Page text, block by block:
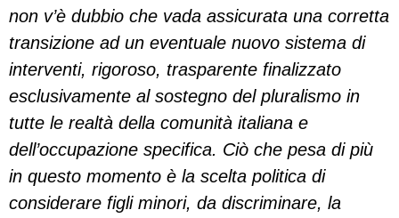
non v’è dubbio che vada assicurata una corretta
transizione ad un eventuale nuovo sistema di
interventi, rigoroso, trasparente finalizzato
esclusivamente al sostegno del pluralismo in
tutte le realtà della comunità italiana e
dell’occupazione specifica. Ciò che pesa di più
in questo momento è la scelta politica di
considerare figli minori, da discriminare, la